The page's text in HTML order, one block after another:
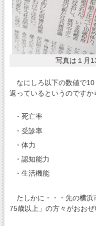
写真は１月
なにしろ以下の数値で10
返っているというのですか
・死亡率
・受診率
・体力
・認知能力
・生活機能
たしかに・・・先の横浜
75歳以上」の方々がおおぜ